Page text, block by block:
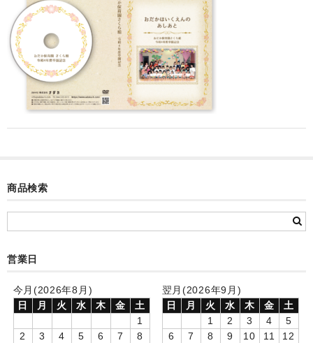
カード付フォトフレームクロック(集合)
目覚まし時計(集合＋個別)
メロディ時計(集合)
音声時計(集合)
メロディ時計(個別)
知育時計
自作オリジナル時計
卒園DVDアルバム
商品検索
営業日
今月(2026年8月)
日
月 火 水 木 金
土
1
2
3 4 5 6 7
8
翌月(2026年9月)
日
月 火 水 木 金
土
1
2 3 4
5
6
7 8 9 10 11
12